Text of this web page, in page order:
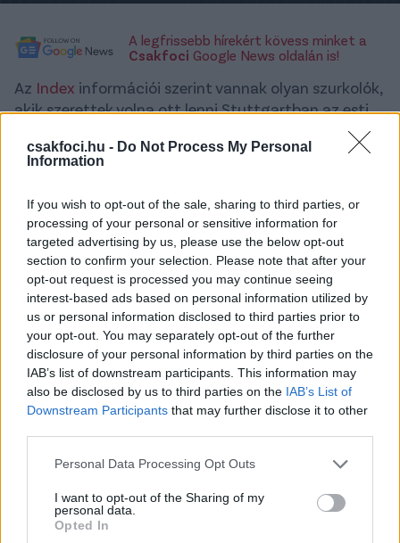
csakfoci.hu - Do Not Process My Personal
Information
If you wish to opt-out of the sale, sharing to third parties, or
processing of your personal or sensitive information for
targeted advertising by us, please use the below opt-out
section to confirm your selection. Please note that after your
opt-out request is processed you may continue seeing
interest-based ads based on personal information utilized by
us or personal information disclosed to third parties prior to
your opt-out. You may separately opt-out of the further
disclosure of your personal information by third parties on the
IAB’s list of downstream participants. This information may
also be disclosed by us to third parties on the IAB’s List of
Downstream Participants that may further disclose it to other
Please note that this website/app uses one or more Google
not limited to your visit or usage behaviour. You may click to
grant or deny consent to Google and its third-party tags to
use your data for below specified purposes in below Google
Personal Data Processing Opt Outs
I want to opt-out of the Sharing of my
personal data.
Opted In
A legfrissebb hírekért kövess minket a
Csakfoci Google News oldalán is!
Az Index információi szerint vannak olyan szurkolók,
akik szerettek volna ott lenni Stuttgartban az esti
skót–magyar csoportmérkőzésen, ahova 16:15-kor
indult volna az Eurowings gépe Budapestről,
A lap információi szerint szinte lincshangulat
alakult ki a helyszínen, hiszen két és fél órás késéssel
prognosztizáltak az indulást, de ez is csúszott. A
repülési idő körülbelül másfél óra, a kezdésre tehát
oda sem érnének a magyar drukkerek. Az incidens
pár száz embert érint, és az utasok állítólag
semmilyen tájékoztatást nem kaptak.
Az Index információi szerint a személyzet még a
rendőrséggel is megfenyegette azokat az utasokat,
akik szóvá tették, hogy miért nem indultak még el.
Olvastad már?